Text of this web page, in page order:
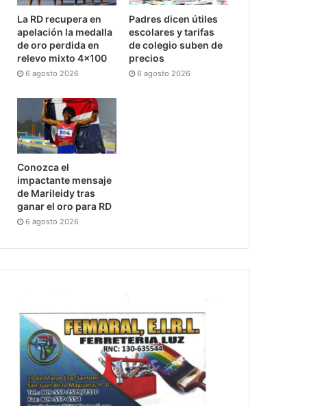
La RD recupera en
apelación la medalla
de oro perdida en
relevo mixto 4×100
6 agosto 2026
Padres dicen útiles
escolares y tarifas
de colegio suben de
precios
6 agosto 2026
Conozca el
impactante mensaje
de Marileidy tras
ganar el oro para RD
6 agosto 2026